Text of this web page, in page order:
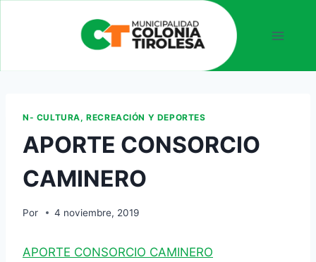
N- CULTURA, RECREACIÓN Y DEPORTES
APORTE CONSORCIO
CAMINERO
Por 4 noviembre, 2019
APORTE CONSORCIO CAMINERO